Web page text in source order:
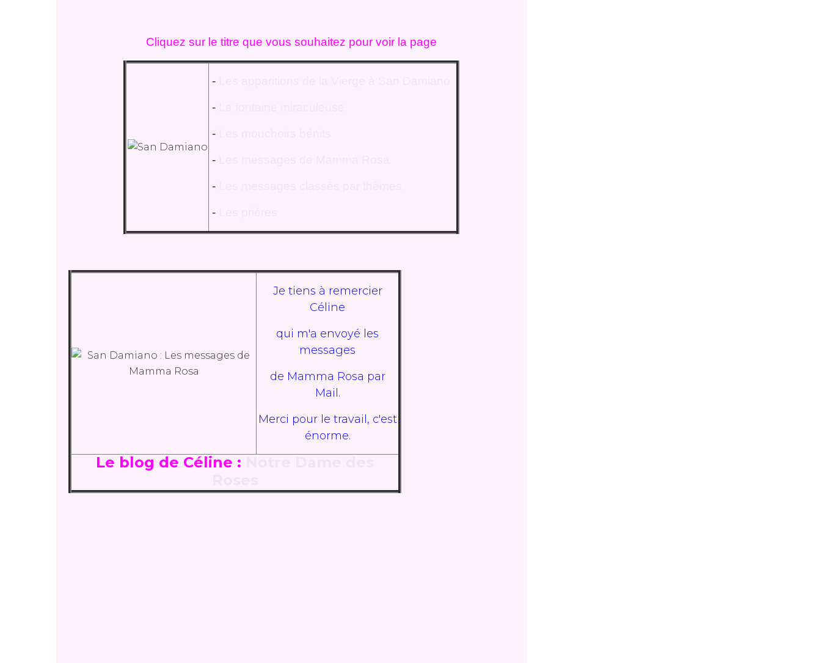
Cliquez sur le titre que vous souhaitez pour voir la page
-
-
-
-
-
-
Je tiens à remercier
Céline
qui m'a envoyé les
messages
de Mamma Rosa par
Mail.
Merci pour le travail, c'est
énorme.
Le blog de Céline :